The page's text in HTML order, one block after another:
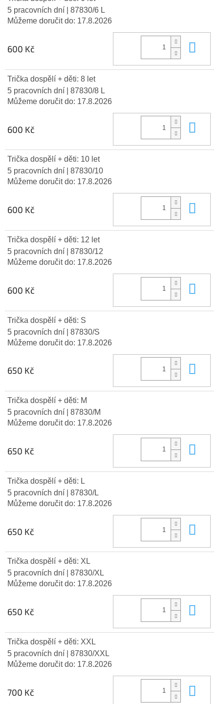
5 pracovních dní
| 87830/6 L
Můžeme doručit do: 17.8.2026
600 Kč
Trička dospělí + děti: 8 let
5 pracovních dní
| 87830/8 L
Můžeme doručit do: 17.8.2026
600 Kč
Trička dospělí + děti: 10 let
5 pracovních dní
| 87830/10
Můžeme doručit do: 17.8.2026
600 Kč
Trička dospělí + děti: 12 let
5 pracovních dní
| 87830/12
Můžeme doručit do: 17.8.2026
600 Kč
Trička dospělí + děti: S
5 pracovních dní
| 87830/S
Můžeme doručit do: 17.8.2026
650 Kč
Trička dospělí + děti: M
5 pracovních dní
| 87830/M
Můžeme doručit do: 17.8.2026
650 Kč
Trička dospělí + děti: L
5 pracovních dní
| 87830/L
Můžeme doručit do: 17.8.2026
650 Kč
Trička dospělí + děti: XL
5 pracovních dní
| 87830/XL
Můžeme doručit do: 17.8.2026
650 Kč
Trička dospělí + děti: XXL
5 pracovních dní
| 87830/XXL
Můžeme doručit do: 17.8.2026
700 Kč